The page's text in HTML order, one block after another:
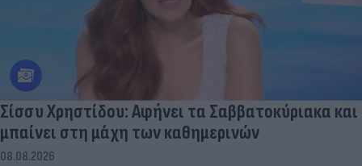
Σίσσυ Χρηστίδου: Αφήνει τα Σαββατοκύριακα και
μπαίνει στη μάχη των καθημερινών
08.08.2026